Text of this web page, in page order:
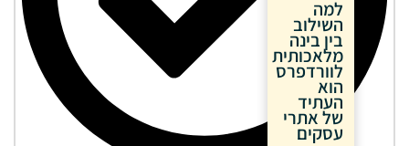
למה
השילוב
בין בינה
מלאכותית
לוורדפרס
הוא
העתיד
של אתרי
עסקים